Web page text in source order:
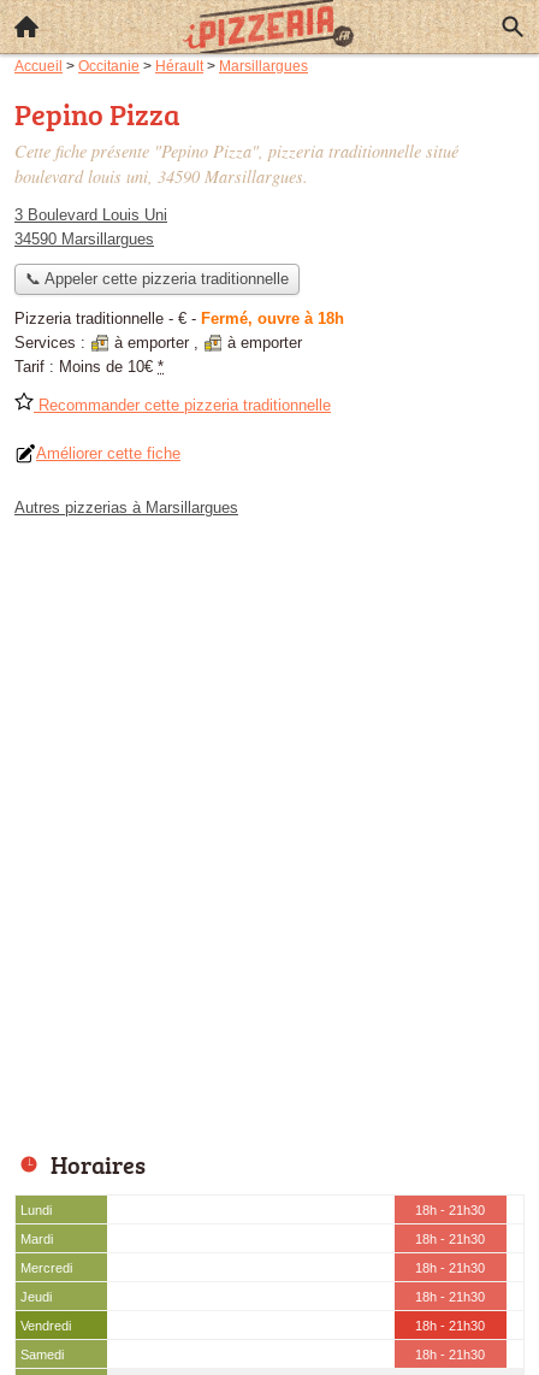
Accueil > Occitanie > Hérault > Marsillargues
Pepino Pizza
Cette fiche présente "Pepino Pizza", pizzeria traditionnelle situé
boulevard louis uni, 34590 Marsillargues.
3 Boulevard Louis Uni
34590 Marsillargues
📞 Appeler cette pizzeria traditionnelle
Pizzeria traditionnelle - € - Fermé, ouvre à 18h
Services :
à emporter ,
à emporter
Tarif : Moins de 10€ *
Recommander cette pizzeria traditionnelle
Améliorer cette fiche
Autres pizzerias à Marsillargues
Horaires
Lundi
18h - 21h30
Mardi
18h - 21h30
Mercredi
18h - 21h30
Jeudi
18h - 21h30
Vendredi
18h - 21h30
Samedi
18h - 21h30